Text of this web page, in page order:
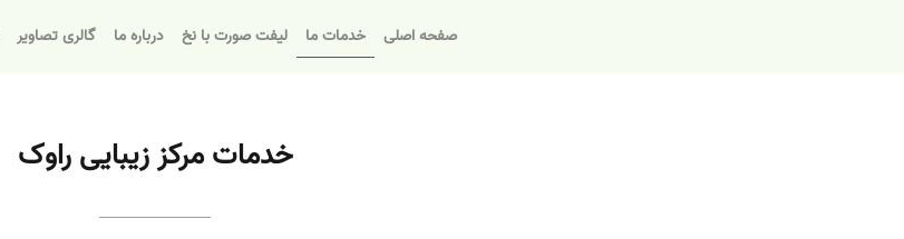
صفحه اصلی خدمات ما لیفت صورت با نخ درباره ما گالری تصاویر
خدمات مرکز زیبایی راوک